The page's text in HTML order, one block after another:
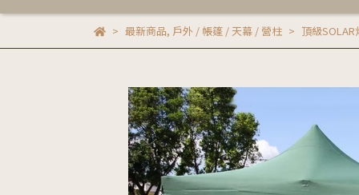
最新商品, 戶外 / 帳篷 / 天幕 / 營柱 頂級